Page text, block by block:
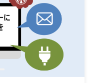
ドバー
ステップ機能
マネージャー